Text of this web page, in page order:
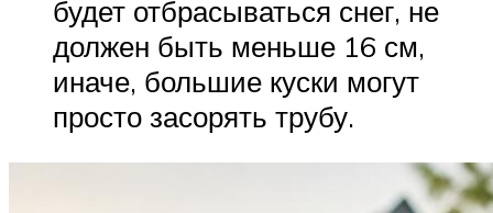
будет отбрасываться снег, не
должен быть меньше 16 см,
иначе, большие куски могут
просто засорять трубу.